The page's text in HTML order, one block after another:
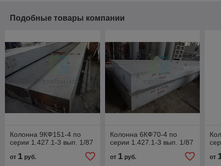
Подобные товары компании
Колонна 9КФ151-4 по
серии 1.427.1-3 вып. 1/87
от 1 руб.
Колонна 6КФ70-4 по
серии 1.427.1-3 вып. 1/87
от 1руб. от